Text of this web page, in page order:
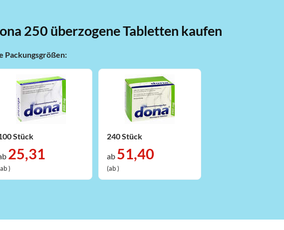
250 überzogene Tabletten kaufen
Packungsgrößen:
Stück
25,31
)
240 Stück
ab 51,40
(ab )